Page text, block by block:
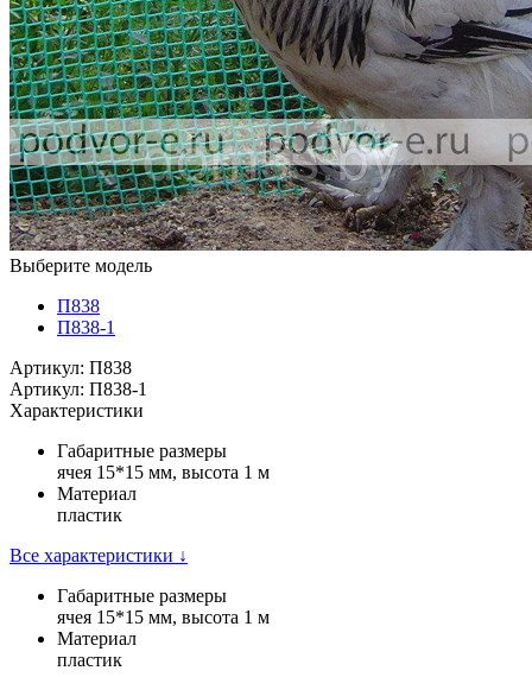
Выберите модель
П838
П838-1
Артикул: П838
Артикул: П838-1
Характеристики
Габаритные размеры
ячея 15*15 мм, высота 1 м
Материал
пластик
Все характеристики ↓
Габаритные размеры
ячея 15*15 мм, высота 1 м
Материал
пластик